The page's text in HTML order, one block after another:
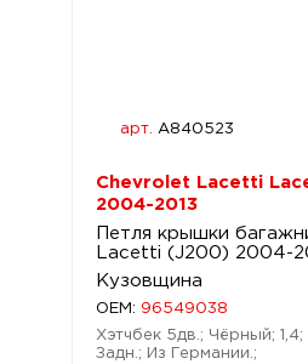
арт. A840523
Chevrolet Lacetti
2004-2013
Петля крышки
Lacetti (J200) 2004-
Кузовщина
OEM: 96549038
Хэтчбек 5дв.; Чёрный;
Задн.; Из Германии.;